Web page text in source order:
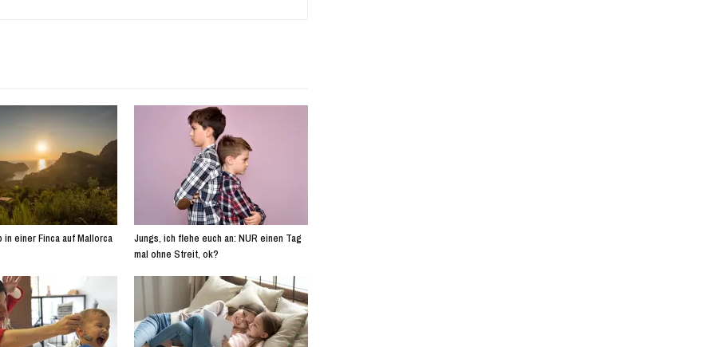
in einer Finca auf Mallorca
Jungs, ich flehe euch an: NUR einen Tag
mal ohne Streit, ok?